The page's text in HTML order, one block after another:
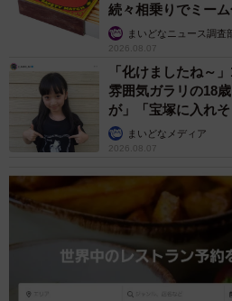
続々相乗りでミー
まいどなニュース調査
2026.08.07
「化けましたね～
雰囲気ガラリの18
が」「宝塚に入れそ
まいどなメディア
2026.08.07